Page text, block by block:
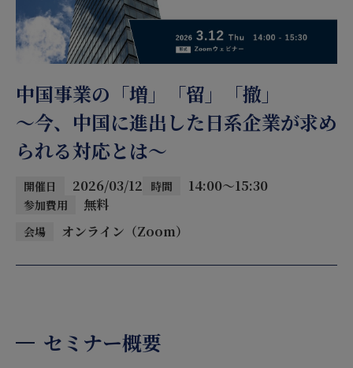
中国事業の「増」「留」「撤」
～今、中国に進出した日系企業が求め
られる対応とは～
開催日 2026/03/12 時間 14:00～15:30
参加費用 無料
会場 オンライン（Zoom）
セミナー概要